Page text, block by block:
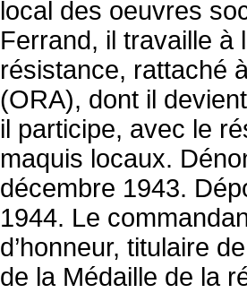
local des oeuvres
Ferrand, il travaille à
résistance, rattaché
(ORA), dont il
il participe, avec le
maquis locaux.
décembre 1943.
1944. Le
d’honneur, titulaire
de la Médaille de la